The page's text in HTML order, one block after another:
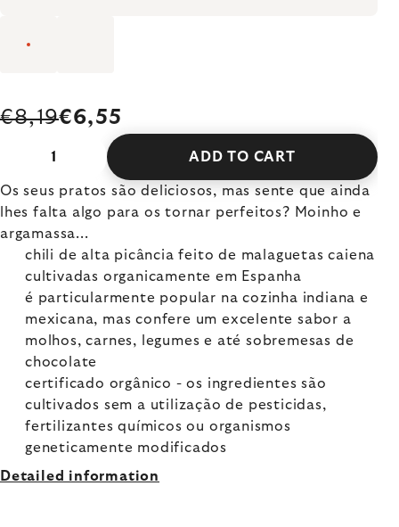
€8,19€6,55
ADD TO CART
Os seus pratos são deliciosos, mas sente que ainda
lhes falta algo para os tornar perfeitos? Moinho e
argamassa...
chili de alta picância feito de malaguetas caiena
cultivadas organicamente em Espanha
é particularmente popular na cozinha indiana e
mexicana, mas confere um excelente sabor a
molhos, carnes, legumes e até sobremesas de
chocolate
certificado orgânico - os ingredientes são
cultivados sem a utilização de pesticidas,
fertilizantes químicos ou organismos
geneticamente modificados
Detailed information